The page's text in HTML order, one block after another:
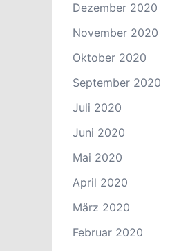
Dezember 2020
November 2020
Oktober 2020
September 2020
Juli 2020
Juni 2020
Mai 2020
April 2020
März 2020
Februar 2020